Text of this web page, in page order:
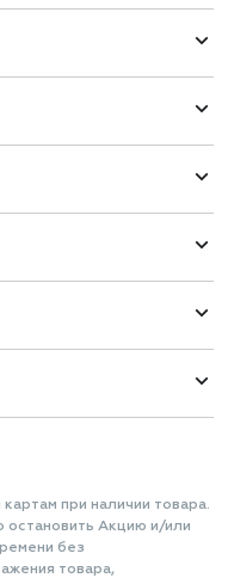
при наличии товара.
остановить Акцию и/или
без
товара,